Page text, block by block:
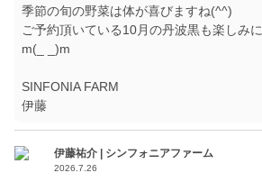
季節の旬の野菜は体が喜びますね(^^)
ご予約頂いている10月の丹波黒も楽しみ
m(_ _)m
SINFONIA FARM
伊藤
伊藤祐介 | シンフォニアファーム
2026.7.26